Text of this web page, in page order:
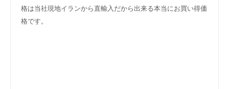
格は当社現地イランから直輸入だから出来る本当にお買い得価
格です。